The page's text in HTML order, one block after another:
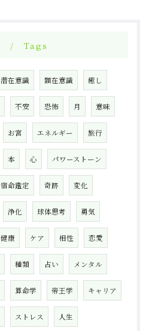
Tags
潜在意識 顕在意識 癒し
不安 恐怖 月 意味
お宮 エネルギー 旅行
本 心 パワーストーン
宿命鑑定 奇跡 変化
浄化 球体思考 勇気
健康 ケア 相性 恋愛
種類 占い メンタル
算命学 帝王学 キャリア
ストレス 人生